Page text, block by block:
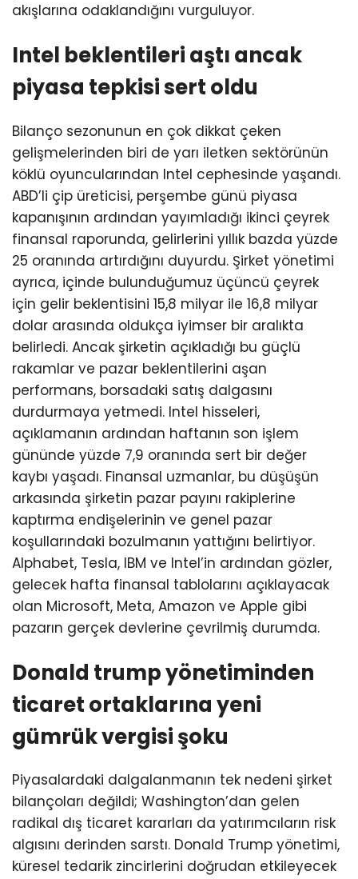
akışlarına odaklandığını vurguluyor.
Intel beklentileri aştı ancak
piyasa tepkisi sert oldu
Bilanço sezonunun en çok dikkat çeken
gelişmelerinden biri de yarı iletken sektörünün
köklü oyuncularından Intel cephesinde yaşandı.
ABD’li çip üreticisi, perşembe günü piyasa
kapanışının ardından yayımladığı ikinci çeyrek
finansal raporunda, gelirlerini yıllık bazda yüzde
25 oranında artırdığını duyurdu. Şirket yönetimi
ayrıca, içinde bulunduğumuz üçüncü çeyrek
için gelir beklentisini 15,8 milyar ile 16,8 milyar
dolar arasında oldukça iyimser bir aralıkta
belirledi. Ancak şirketin açıkladığı bu güçlü
rakamlar ve pazar beklentilerini aşan
performans, borsadaki satış dalgasını
durdurmaya yetmedi. Intel hisseleri,
açıklamanın ardından haftanın son işlem
gününde yüzde 7,9 oranında sert bir değer
kaybı yaşadı. Finansal uzmanlar, bu düşüşün
arkasında şirketin pazar payını rakiplerine
kaptırma endişelerinin ve genel pazar
koşullarındaki bozulmanın yattığını belirtiyor.
Alphabet, Tesla, IBM ve Intel’in ardından gözler,
gelecek hafta finansal tablolarını açıklayacak
olan Microsoft, Meta, Amazon ve Apple gibi
pazarın gerçek devlerine çevrilmiş durumda.
Donald trump yönetiminden
ticaret ortaklarına yeni
gümrük vergisi şoku
Piyasalardaki dalgalanmanın tek nedeni şirket
bilançoları değildi; Washington’dan gelen
radikal dış ticaret kararları da yatırımcıların risk
algısını derinden sarstı. Donald Trump yönetimi,
küresel tedarik zincirlerini doğrudan etkileyecek